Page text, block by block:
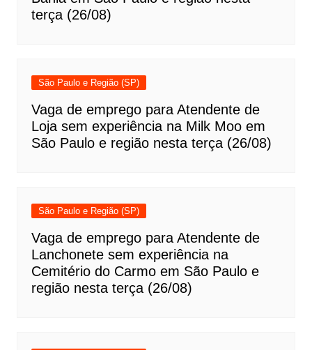
terça (26/08)
São Paulo e Região (SP)
Vaga de emprego para Atendente de
Loja sem experiência na Milk Moo em
São Paulo e região nesta terça (26/08)
São Paulo e Região (SP)
Vaga de emprego para Atendente de
Lanchonete sem experiência na
Cemitério do Carmo em São Paulo e
região nesta terça (26/08)